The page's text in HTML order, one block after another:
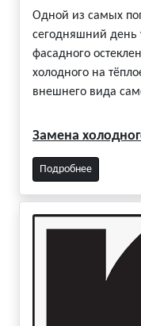
Одной из самых
сегодняшний день
фасадного
холодного на
внешнего вида
Замена
Подробнее